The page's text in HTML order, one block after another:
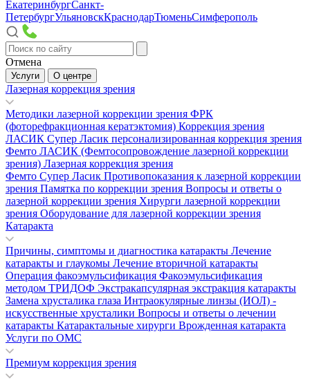
ЕкатеринбургСанкт-
ПетербургУльяновскКраснодарТюменьСимферополь
Отмена
Услуги О центре
Лазерная коррекция зрения
Методики лазерной коррекции зрения ФРК
(фоторефракционная кератэктомия) Коррекция зрения
ЛАСИК Супер Ласик персонализированная коррекция зрения
Фемто ЛАСИК (Фемтосопровождение лазерной коррекции
зрения) Лазерная коррекция зрения
Фемто Супер Ласик Противопоказания к лазерной коррекции
зрения Памятка по коррекции зрения Вопросы и ответы о
лазерной коррекции зрения Хирурги лазерной коррекции
зрения Оборудование для лазерной коррекции зрения
Катаракта
Причины, симптомы и диагностика катаракты Лечение
катаракты и глаукомы Лечение вторичной катаракты
Операция факоэмульсификация Факоэмульсификация
методом ТРИДОФ Экстракапсулярная экстракция катаракты
Замена хрусталика глаза Интраокулярные линзы (ИОЛ) -
искусственные хрусталики Вопросы и ответы о лечении
катаракты Катарактальные хирурги Врожденная катаракта
Услуги по ОМС
Премиум коррекция зрения